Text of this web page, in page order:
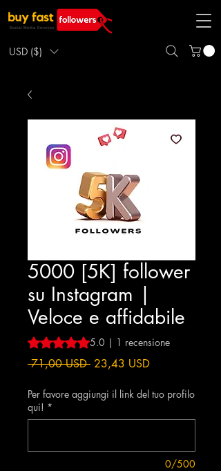
USD ($)
5000 [5K] follower
su Instagram |
Veloce e affidabile
Sulla base di 1 recensione, la
5.0 | 1 recensione
71,00 USD Prezzo
23,43 USDPrezzo
Per favore aggiungi il link del tuo profilo
qui! *
0/500